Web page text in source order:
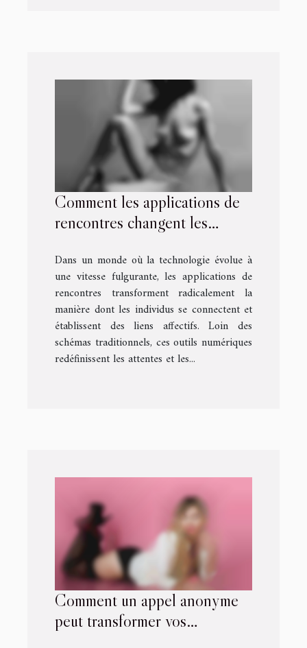
Comment les applications de
rencontres changent les
Dans un monde où la technologie évolue à
une vitesse fulgurante, les applications de
rencontres transforment radicalement la
manière dont les individus se connectent et
établissent des liens affectifs. Loin des
schémas traditionnels, ces outils numériques
redéfinissent les attentes et les...
Comment un appel anonyme
peut transformer vos